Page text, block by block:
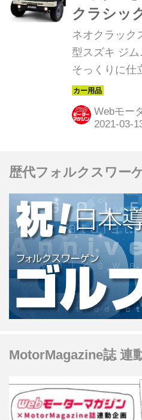
クラシッ
貌
ネオクラック
型スズキ ジ
そっくりに仕
しよう。
Webモー
歴代フォルクスワー
MotorMagazine誌 連